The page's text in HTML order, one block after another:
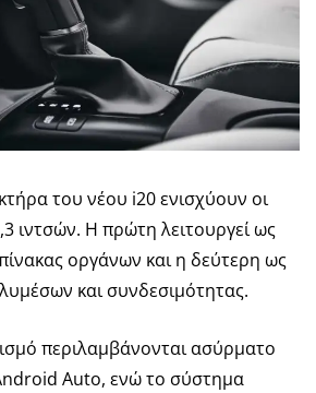
του νέου i20 ενισχύουν οι
ιντσών. Η πρώτη λειτουργεί ως
οργάνων και η δεύτερη ως
και συνδεσιμότητας.
περιλαμβάνονται ασύρματο
Auto, ενώ το σύστημα